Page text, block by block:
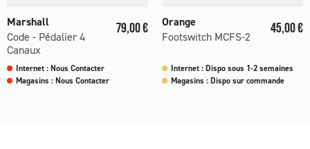
Marshall
Code - Pédalier 4
Canaux
Prix
79,00 €
Internet : Nous Contacter
Magasins : Nous Contacter
Orange
Footswitch MCFS-2
Prix
45,00 €
Internet : Dispo sous 1-2 semaines
Magasins : Dispo sur commande